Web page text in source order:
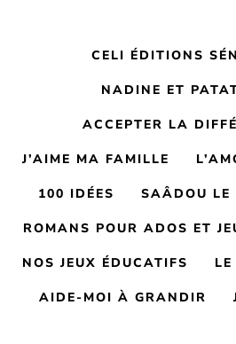
CELI ÉDITIONS
NADINE ET
ACCEPTER LA
J’AIME MA FAMILLE
100 IDÉES SAÂDOU LE
ROMANS POUR ADOS ET
NOS JEUX ÉDUCATIFS
AIDE-MOI À GRANDIR